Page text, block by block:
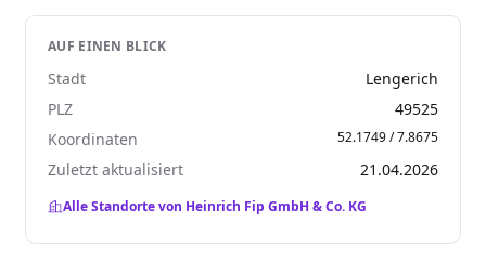
AUF EINEN BLICK
Stadt
Lengerich
PLZ
49525
Koordinaten
52.1749 / 7.8675
Zuletzt aktualisiert 21.04.2026
Alle Standorte von Heinrich Fip GmbH & Co. KG